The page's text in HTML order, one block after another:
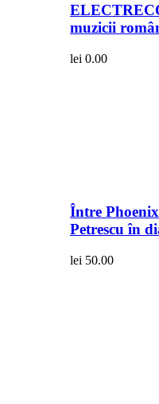
muzicii
lei 0.00
Între
Petrescu în
lei 50.00